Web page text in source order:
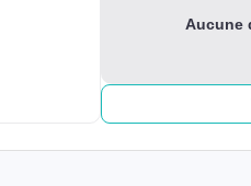
Aucune